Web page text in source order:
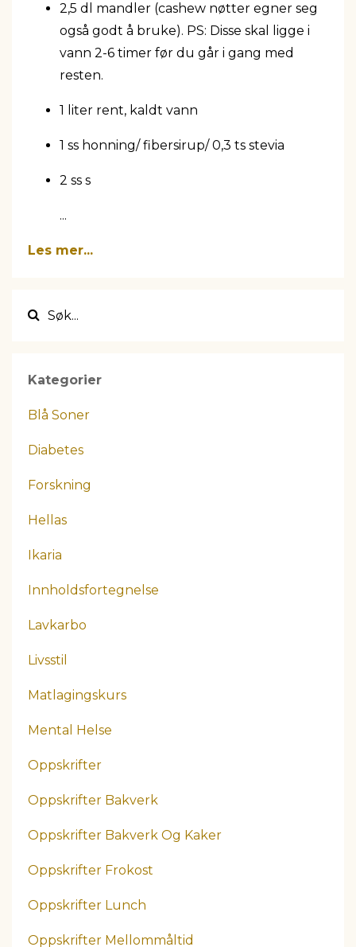
2,5 dl mandler (cashew nøtter egner seg
også godt å bruke). PS: Disse skal ligge i
vann 2-6 timer før du går i gang med
resten.
1 liter rent, kaldt vann
1 ss honning/ fibersirup/ 0,3 ts stevia
2 ss s
...
Les mer...
Kategorier
Blå Soner
Diabetes
Forskning
Hellas
Ikaria
Innholdsfortegnelse
Lavkarbo
Livsstil
Matlagingskurs
Mental Helse
Oppskrifter
Oppskrifter Bakverk
Oppskrifter Bakverk Og Kaker
Oppskrifter Frokost
Oppskrifter Lunch
Oppskrifter Mellommåltid